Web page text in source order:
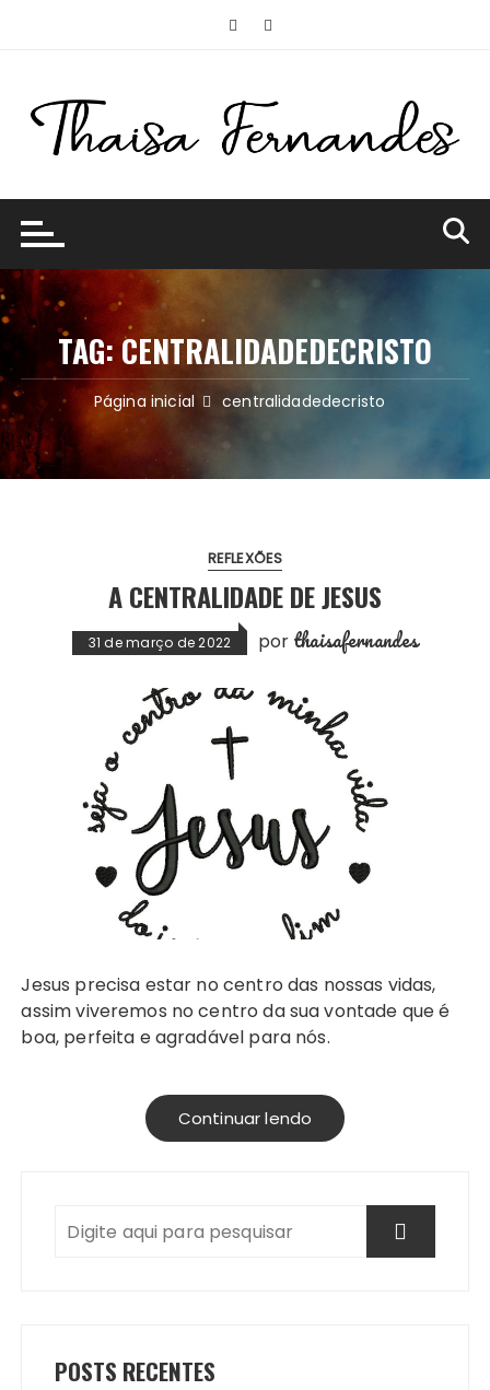
TAG: CENTRALIDADEDECRISTO
Página inicial centralidadedecristo
REFLEXÕES
A CENTRALIDADE DE JESUS
31 de março de 2022 por thaisafernandes
Jesus precisa estar no centro das nossas vidas,
assim viveremos no centro da sua vontade que é
boa, perfeita e agradável para nós.
Continuar lendo
POSTS RECENTES